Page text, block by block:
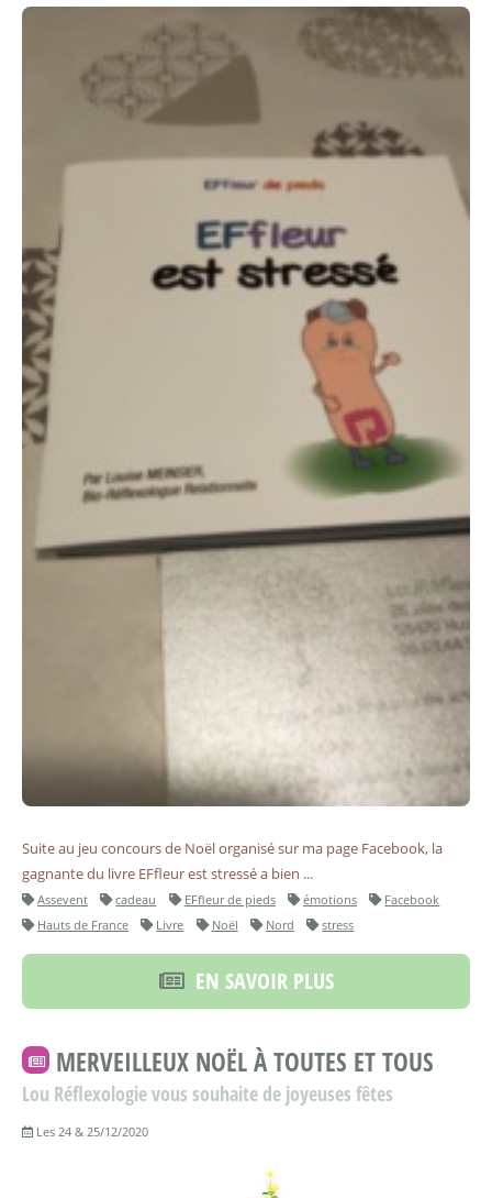
Suite au jeu concours de Noël organisé sur ma page Facebook, la
gagnante du livre EFfleur est stressé a bien ...
Assevent cadeau EFfleur de pieds émotions
Facebook
Hauts de France
Livre Noël Nord stress
EN SAVOIR PLUS
MERVEILLEUX NOËL À TOUTES ET TOUS
Lou Réflexologie vous souhaite de joyeuses fêtes
Les 24 & 25/12/2020